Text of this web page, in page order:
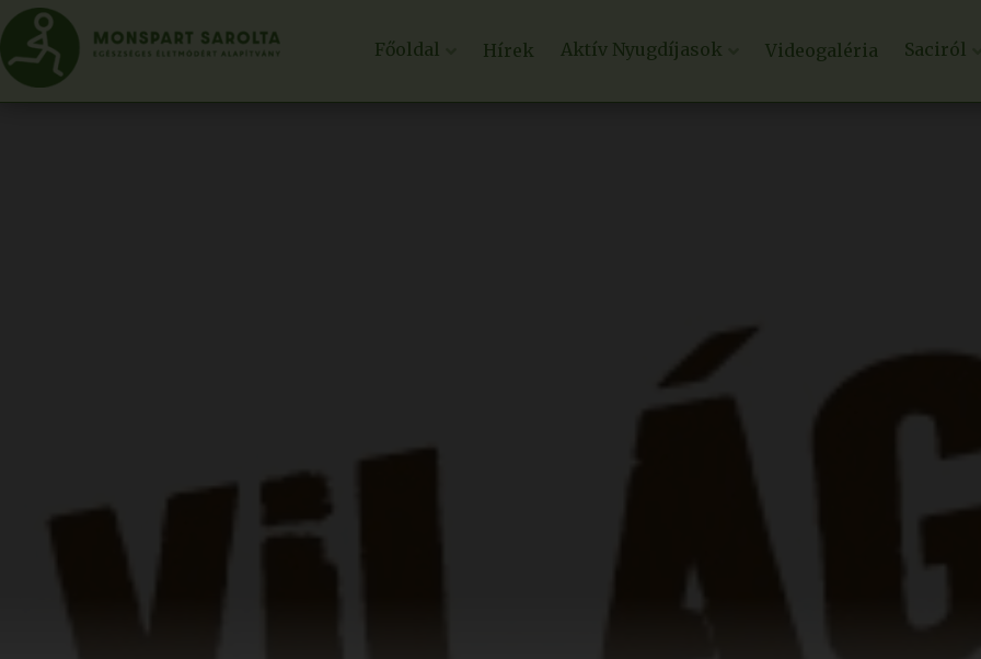
Főoldal Hírek Aktív Nyugdíjasok Videogaléria Saciról